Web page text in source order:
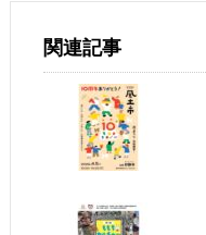
関連記事